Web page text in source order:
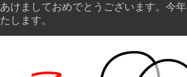
あけましておめでとうございます。今
たします。